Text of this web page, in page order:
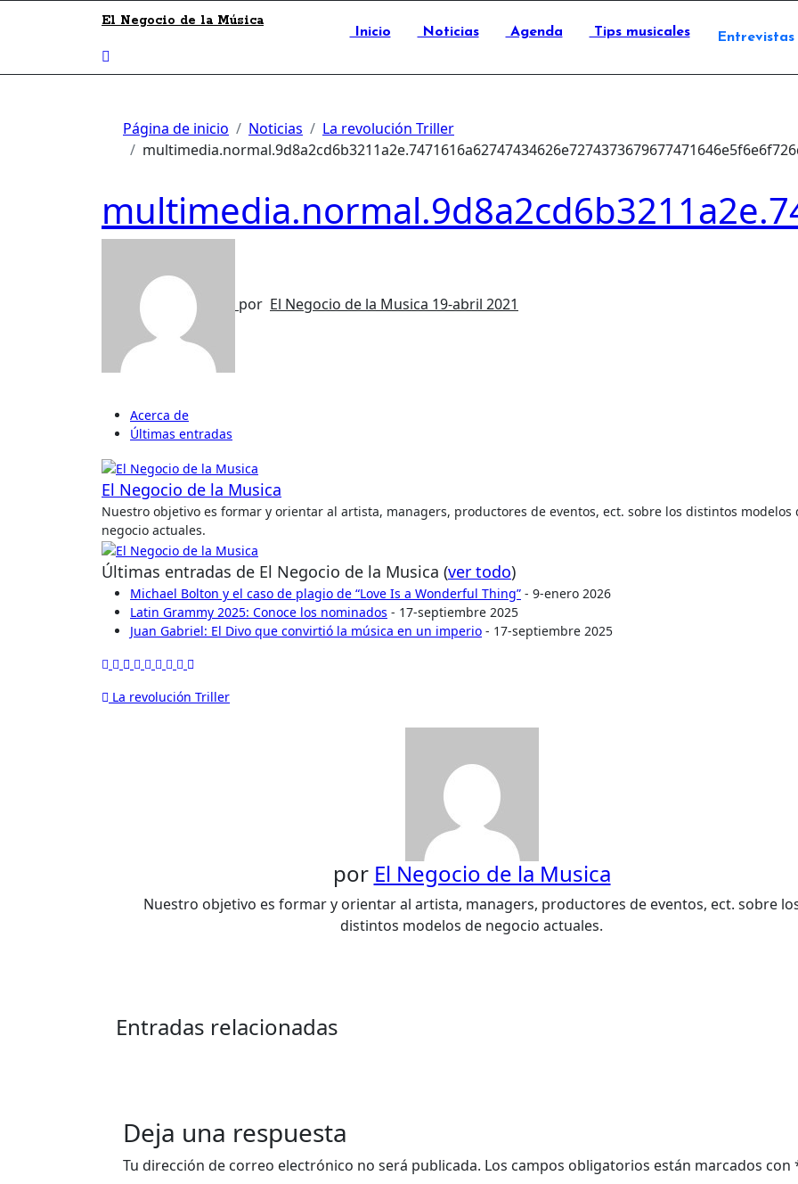
El Negocio de la Música
Inicio Noticias Agenda Tips musicales Entrevistas
Página de inicio Noticias
La revolución Triller
por El Negocio de la Musica 19-abril 2021
Acerca de
Últimas entradas
El Negocio de la Musica
Nuestro objetivo es formar y orientar al artista, managers, productores de eventos, ect. sobre los distintos modelos
negocio actuales.
Últimas entradas de El Negocio de la Musica (ver todo)
Michael Bolton y el caso de plagio de “Love Is a Wonderful Thing” - 9-enero 2026
Latin Grammy 2025: Conoce los nominados - 17-septiembre 2025
Juan Gabriel: El Divo que convirtió la música en un imperio - 17-septiembre 2025
Navegación
La revolución Triller
por El Negocio de la Musica
Nuestro objetivo es formar y orientar al artista, managers, productores de eventos, ect. sobre
distintos modelos de negocio actuales.
Entradas relacionadas
Deja una respuesta
Tu dirección de correo electrónico no será publicada. Los campos obligatorios están marcados con